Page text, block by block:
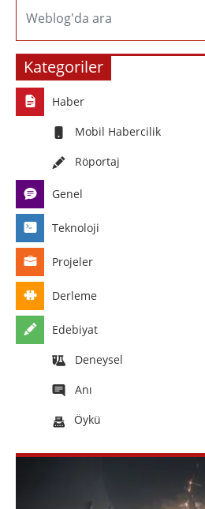
Weblog'da ara
Kategoriler
Haber
Mobil Habercilik
Röportaj
Genel
Teknoloji
Projeler
Derleme
Edebiyat
Deneysel
Anı
Öykü